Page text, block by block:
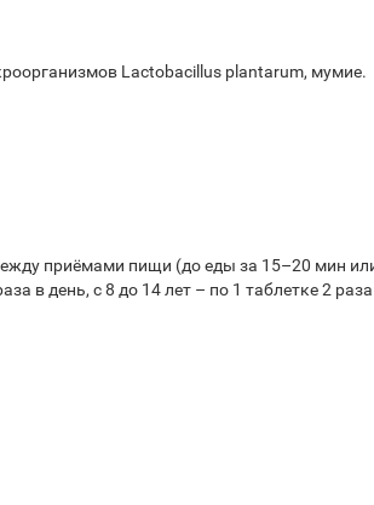
Lactobacillus plantarum, мумие.
приёмами пищи (до еды за 15–20 мин
в день, с 8 до 14 лет – по 1 таблетке 2